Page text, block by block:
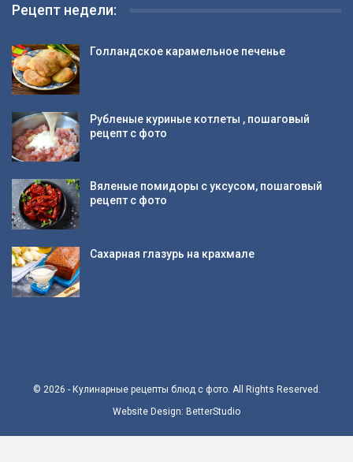
Рецепт недели:
Голландское карамельное печенье
Рубленые куриные котлеты , пошаговый
рецепт с фото
Вяленые помидоры с уксусом, пошаговый
рецепт с фото
Сахарная глазурь на крахмале
© 2026 - Кулинарные рецепты блюд с фото. All Rights Reserved.
Website Design: BetterStudio